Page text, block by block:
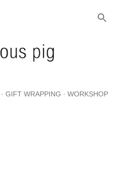
GIFT WRAPPING WORKSHOP